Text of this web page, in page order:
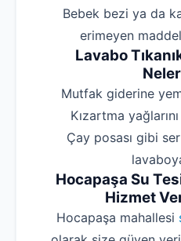
‌Bebek bezi ya da
erimeyen
Lavabo
‌Mutfak giderine
‌Kızartma
‌Çay posası gibi
Hocapaşa Su
Hizmet
Hocapaşa mahallesi